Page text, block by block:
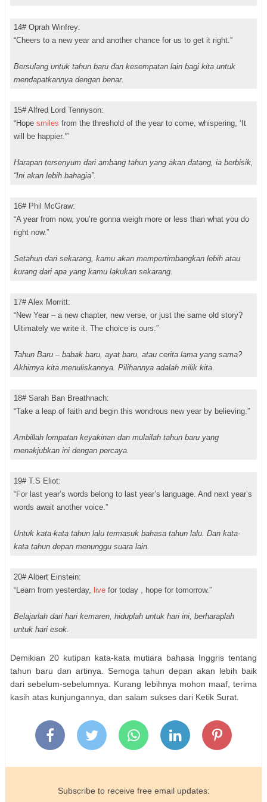
14# Oprah Winfrey:
“Cheers to a new year and another chance for us to get it right.”
Bersulang untuk tahun baru dan kesempatan lain bagi kita untuk
mendapatkannya dengan benar.
15# Alfred Lord Tennyson:
“Hope smiles from the threshold of the year to come, whispering, ‘It
will be happier.’”
Harapan tersenyum dari ambang tahun yang akan datang, ia berbisik,
“Ini akan lebih bahagia”.
16# Phil McGraw:
“A year from now, you’re gonna weigh more or less than what you do
right now.”
Setahun dari sekarang, kamu akan mempertimbangkan lebih atau
kurang dari apa yang kamu lakukan sekarang.
17# Alex Morritt:
“New Year – a new chapter, new verse, or just the same old story?
Ultimately we write it. The choice is ours.”
Tahun Baru – babak baru, ayat baru, atau cerita lama yang sama?
Akhirnya kita menuliskannya. Pilihannya adalah milik kita.
18# Sarah Ban Breathnach:
“Take a leap of faith and begin this wondrous new year by believing.”
Ambillah lompatan keyakinan dan mulailah tahun baru yang
menakjubkan ini dengan percaya.
19# T.S Eliot:
“For last year’s words belong to last year’s language. And next year’s
words await another voice.”
Untuk kata-kata tahun lalu termasuk bahasa tahun lalu. Dan kata-
kata tahun depan menunggu suara lain.
20# Albert Einstein:
“Learn from yesterday, live for today , hope for tomorrow.”
Belajarlah dari hari kemaren, hiduplah untuk hari ini, berharaplah
untuk hari esok.
Demikian 20 kutipan kata-kata mutiara bahasa Inggris tentang
tahun baru dan artinya. Semoga tahun depan akan lebih baik
dari sebelum-sebelumnya. Kurang lebihnya mohon maaf, terima
kasih atas kunjungannya, dan salam sukses dari Ketik Surat.
Subscribe to receive free email updates: